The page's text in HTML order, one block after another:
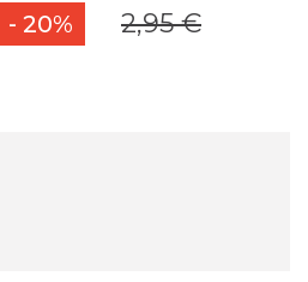
- 20% 2,95 €